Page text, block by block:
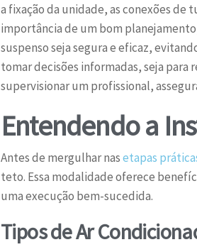
a fixação da unidade, as conexões de
importância de um bom
suspenso seja segura e eficaz,
tomar decisões informadas, seja para
supervisionar um profissional,
Entendendo a
Antes de mergulhar nasetapas
teto. Essa modalidade oferece
uma execução bem-sucedida.
Tipos de Ar